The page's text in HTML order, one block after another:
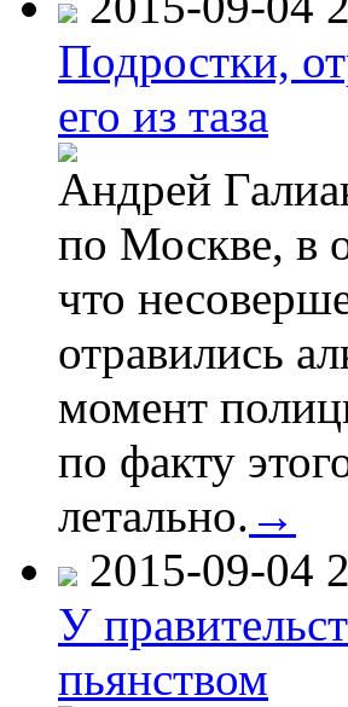
Подростки,
его из таза
Андрей
по Москве, в
что
отравились
момент
по факту
летально. →
2015-09-04
У
пьянством